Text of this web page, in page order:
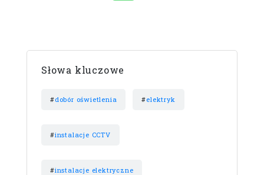
Słowa kluczowe
#dobór oświetlenia #elektryk
#instalacje CCTV
#instalacje elektryczne